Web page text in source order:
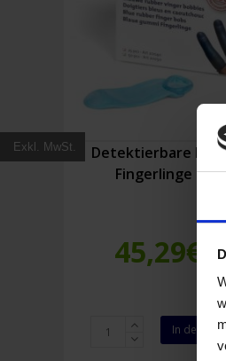
Exkl. MwSt.
Detektierbare
Fingerlinge (50
45,29€
Detektierbare
In den